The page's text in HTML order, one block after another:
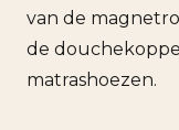
van de
de
matrashoezen.